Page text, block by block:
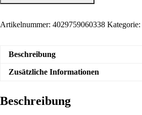
Artikelnummer: 4029759060338 Kategorie:
Beschreibung
Zusätzliche Informationen
Beschreibung